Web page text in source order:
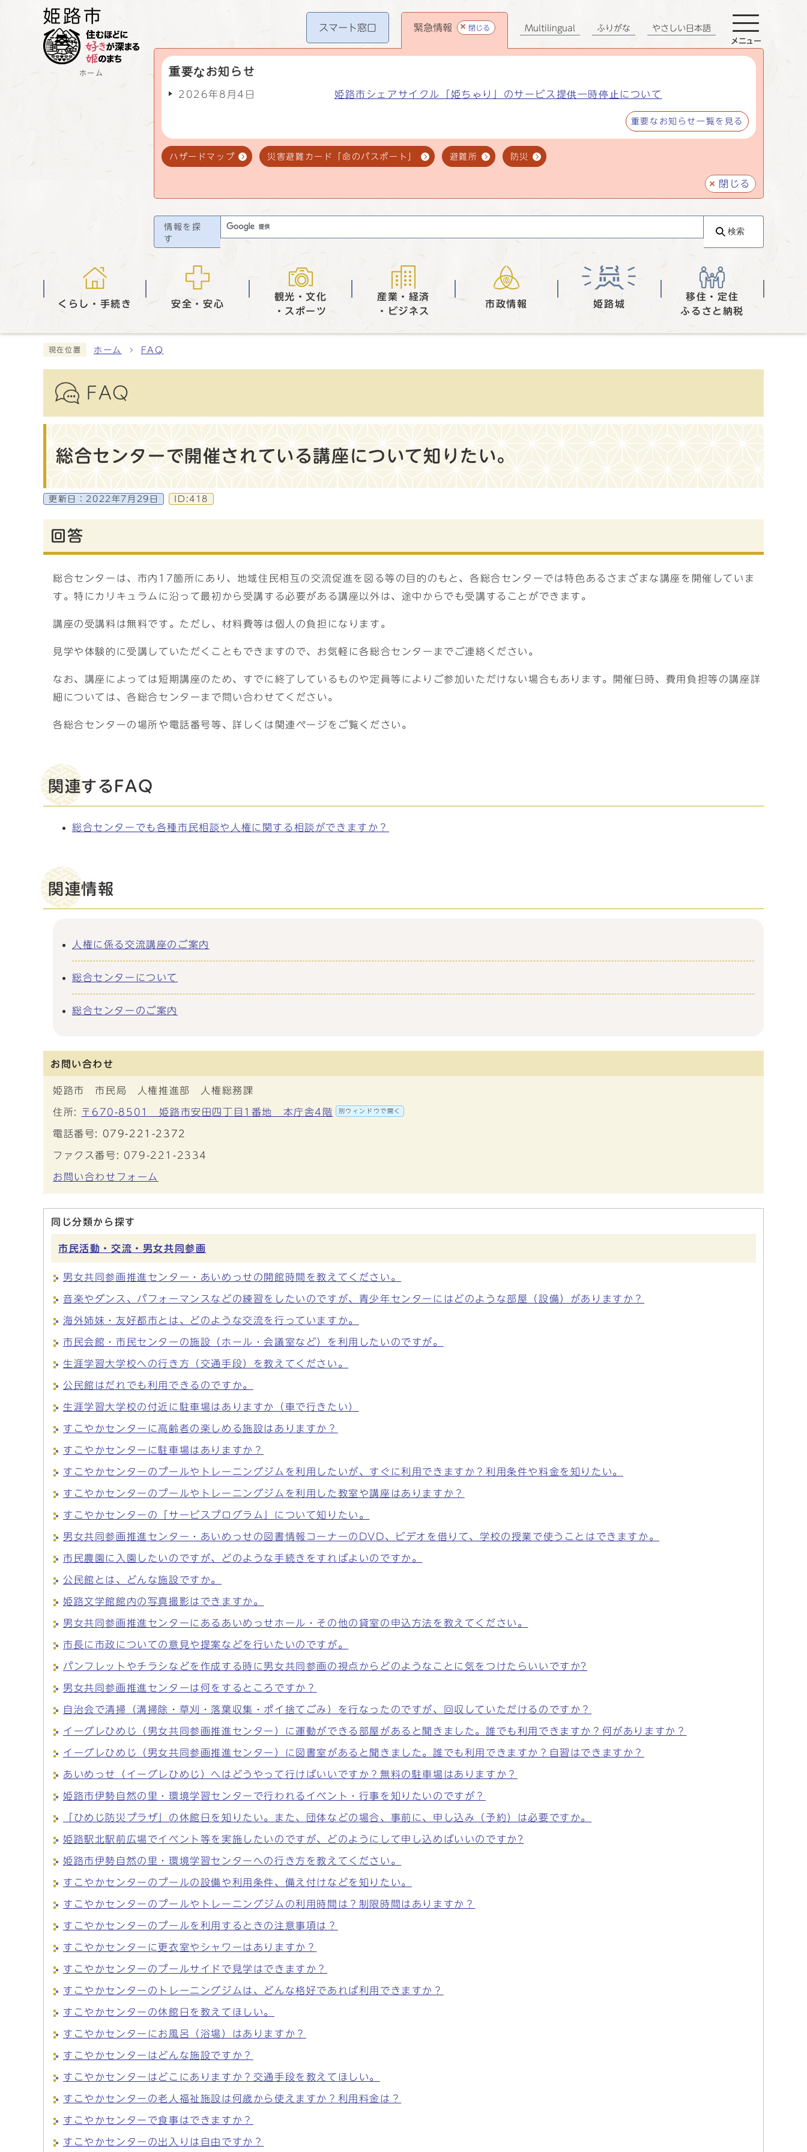
ホーム
スマート窓口 緊急情報 閉じる
重要なお知らせ
2026年8月4日 姫路市シェアサイクル「姫ちゃり」のサービス提供一時停止について
重要なお知らせ一覧を見る
ハザードマップ 災害避難カード「命のパスポート」 避難所 防災
閉じる
Multilingual ふりがな やさしい日本語
メニュー
情報を探
す
検索
くらし・手続き 安全・安心
観光・文化
・スポーツ
産業・経済
・ビジネス
市政情報 姫路城
移住・定住
ふるさと納税
現在位置 ホーム FAQ
FAQ
総合センターで開催されている講座について知りたい。
更新日： 2022年7月29日 ID:418
回答
総合センターは、市内17箇所にあり、地域住民相互の交流促進を図る等の目的のもと、各総合センターでは特色あるさまざまな講座を開催していま
す。特にカリキュラムに沿って最初から受講する必要がある講座以外は、途中からでも受講することができます。
講座の受講料は無料です。ただし、材料費等は個人の負担になります。
見学や体験的に受講していただくこともできますので、お気軽に各総合センターまでご連絡ください。
なお、講座によっては短期講座のため、すでに終了しているものや定員等によりご参加いただけない場合もあります。開催日時、費用負担等の講座詳
細については、各総合センターまで問い合わせてください。
各総合センターの場所や電話番号等、詳しくは関連ページをご覧ください。
関連するFAQ
総合センターでも各種市民相談や人権に関する相談ができますか？
関連情報
人権に係る交流講座のご案内
総合センターについて
総合センターのご案内
お問い合わせ
姫路市 市民局 人権推進部 人権総務課
住所: 〒670-8501 姫路市安田四丁目1番地 本庁舎4階 別ウィンドウで開く
電話番号: 079-221-2372
ファクス番号: 079-221-2334
お問い合わせフォーム
同じ分類から探す
市民活動・交流・男女共同参画
男女共同参画推進センター・あいめっせの開館時間を教えてください。
音楽やダンス、パフォーマンスなどの練習をしたいのですが、青少年センターにはどのような部屋（設備）がありますか？
海外姉妹・友好都市とは、どのような交流を行っていますか。
市民会館・市民センターの施設（ホール・会議室など）を利用したいのですが。
生涯学習大学校への行き方（交通手段）を教えてください。
公民館はだれでも利用できるのですか。
生涯学習大学校の付近に駐車場はありますか（車で行きたい）
すこやかセンターに高齢者の楽しめる施設はありますか？
すこやかセンターに駐車場はありますか？
すこやかセンターのプールやトレーニングジムを利用したいが、すぐに利用できますか？利用条件や料金を知りたい。
すこやかセンターのプールやトレーニングジムを利用した教室や講座はありますか？
すこやかセンターの「サービスプログラム」について知りたい。
男女共同参画推進センター・あいめっせの図書情報コーナーのDVD、ビデオを借りて、学校の授業で使うことはできますか。
市民農園に入園したいのですが、どのような手続きをすればよいのですか。
公民館とは、どんな施設ですか。
姫路文学館館内の写真撮影はできますか。
男女共同参画推進センターにあるあいめっせホール・その他の貸室の申込方法を教えてください。
市長に市政についての意見や提案などを行いたいのですが。
パンフレットやチラシなどを作成する時に男女共同参画の視点からどのようなことに気をつけたらいいですか?
男女共同参画推進センターは何をするところですか？
自治会で清掃（溝掃除・草刈・落葉収集・ポイ捨てごみ）を行なったのですが、回収していただけるのですか？
イーグレひめじ（男女共同参画推進センター）に運動ができる部屋があると聞きました。誰でも利用できますか？何がありますか？
イーグレひめじ（男女共同参画推進センター）に図書室があると聞きました。誰でも利用できますか？自習はできますか？
あいめっせ（イーグレひめじ）へはどうやって行けばいいですか？無料の駐車場はありますか？
姫路市伊勢自然の里・環境学習センターで行われるイベント・行事を知りたいのですが？
「ひめじ防災プラザ」の休館日を知りたい。また、団体などの場合、事前に、申し込み（予約）は必要ですか。
姫路駅北駅前広場でイベント等を実施したいのですが、どのようにして申し込めばいいのですか?
姫路市伊勢自然の里・環境学習センターへの行き方を教えてください。
すこやかセンターのプールの設備や利用条件、備え付けなどを知りたい。
すこやかセンターのプールやトレーニングジムの利用時間は？制限時間はありますか？
すこやかセンターのプールを利用するときの注意事項は？
すこやかセンターに更衣室やシャワーはありますか？
すこやかセンターのプールサイドで見学はできますか？
すこやかセンターのトレーニングジムは、どんな格好であれば利用できますか？
すこやかセンターの休館日を教えてほしい。
すこやかセンターにお風呂（浴場）はありますか？
すこやかセンターはどんな施設ですか？
すこやかセンターはどこにありますか？交通手段を教えてほしい。
すこやかセンターの老人福祉施設は何歳から使えますか？利用料金は？
すこやかセンターで食事はできますか？
すこやかセンターの出入りは自由ですか？